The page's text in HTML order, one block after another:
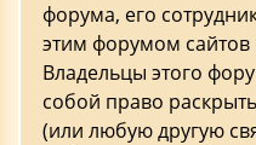
форума, его
этим форумом сайтов
Владельцы этого
собой право
(или любую другую